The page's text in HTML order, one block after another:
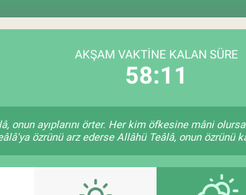
GRAM ALTIN
6618.49 2.12
BİST100
13.773 -19
AKŞAM VAKTINE KALAN SÜRE
58:10
onun ayıplarını örter. Her kim öfkesine mâni
özrünü arz ederse Allâhü Teâlâ, onun özrünü